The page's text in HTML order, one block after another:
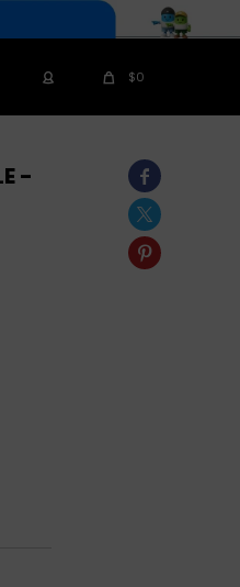
$0



-